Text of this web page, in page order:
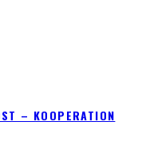
– KOOPERATION